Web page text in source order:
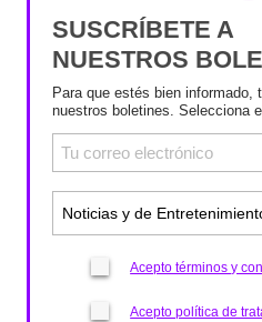
SUSCRÍBETE A
NUESTROS
Para que estés bien
nuestros boletines. Selecciona
Acepto términos y
Acepto política de